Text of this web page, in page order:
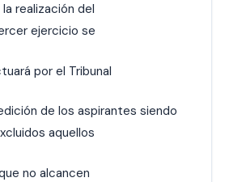
la realización del
ejercicio se
por el Tribunal
de los aspirantes siendo
aquellos
no alcancen